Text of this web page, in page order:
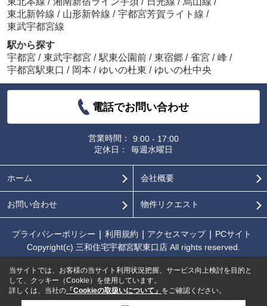
東北新幹線 / 山形新幹線 / 宇都宮芳賀ライト線 /
東武宇都宮線
駅から探す
宇都宮 / 東武宇都宮 / 駅東公園前 / 東宿郷 / 雀宮 / 峰 /
宇都宮駅東口 / 岡本 / ゆいの杜東 / ゆいの杜中央
電話でお問い合わせ
営業時間：
9:00 - 17:00
定休日：
毎週水曜日
ホーム 会社概要
お問い合わせ 物件リクエスト
プライバシーポリシー 利用規約 アクセスマップ
PCサイト
Copyright(c) 三和住宅宇都宮駅東口店 All rights reserved.
当サイトでは、お客様の当サイト利用状況把握、サービス向上検討を目的と
して、クッキー（Cookie）を使用しています。
詳しくは、当社の 「Cookieの取扱いについて」 をご確認ください。